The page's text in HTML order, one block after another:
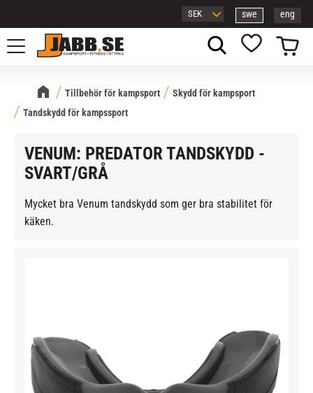
Meny
swe eng
Favoriter
Kundvagn
Tillbehör för kampsport
Skydd för kampsport
Tandskydd för kampssport
VENUM: PREDATOR TANDSKYDD -
SVART/GRÅ
Mycket bra Venum tandskydd som ger bra stabilitet för
käken.